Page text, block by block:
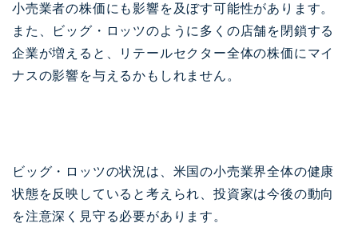
小売業者の株価にも影響を及ぼす可能性があります。
また、ビッグ・ロッツのように多くの店舗を閉鎖する
企業が増えると、リテールセクター全体の株価にマイ
ナスの影響を与えるかもしれません。
ビッグ・ロッツの状況は、米国の小売業界全体の健康
状態を反映していると考えられ、投資家は今後の動向
を注意深く見守る必要があります。